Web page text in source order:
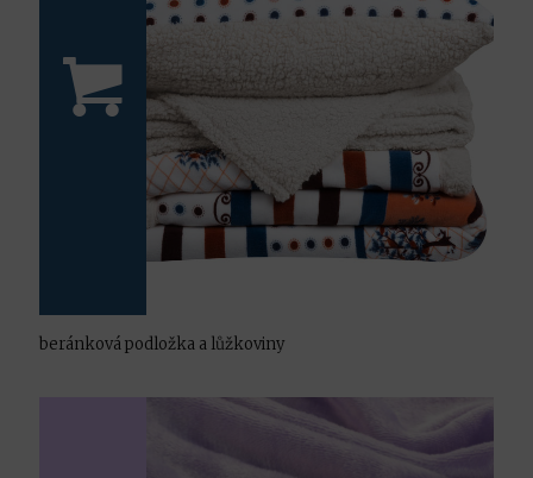
beránková podložka a lůžkoviny